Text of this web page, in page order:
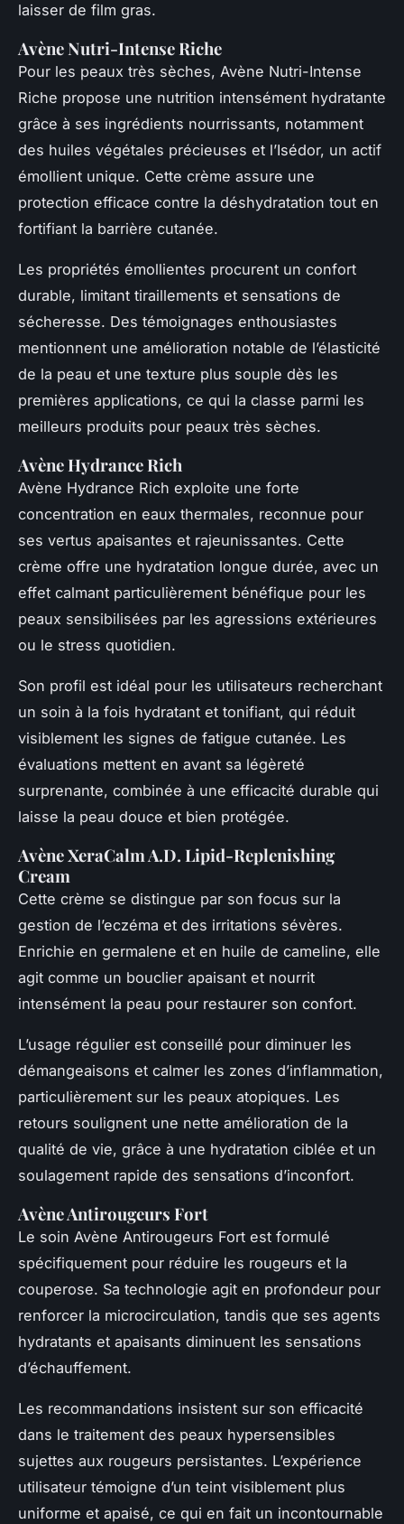
laisser de film gras.
Avène Nutri-Intense Riche
Pour les peaux très sèches, Avène Nutri-Intense
Riche propose une nutrition intensément hydratante
grâce à ses ingrédients nourrissants, notamment
des huiles végétales précieuses et l’Isédor, un actif
émollient unique. Cette crème assure une
protection efficace contre la déshydratation tout en
fortifiant la barrière cutanée.
Les propriétés émollientes procurent un confort
durable, limitant tiraillements et sensations de
sécheresse. Des témoignages enthousiastes
mentionnent une amélioration notable de l’élasticité
de la peau et une texture plus souple dès les
premières applications, ce qui la classe parmi les
meilleurs produits pour peaux très sèches.
Avène Hydrance Rich
Avène Hydrance Rich exploite une forte
concentration en eaux thermales, reconnue pour
ses vertus apaisantes et rajeunissantes. Cette
crème offre une hydratation longue durée, avec un
effet calmant particulièrement bénéfique pour les
peaux sensibilisées par les agressions extérieures
ou le stress quotidien.
Son profil est idéal pour les utilisateurs recherchant
un soin à la fois hydratant et tonifiant, qui réduit
visiblement les signes de fatigue cutanée. Les
évaluations mettent en avant sa légèreté
surprenante, combinée à une efficacité durable qui
laisse la peau douce et bien protégée.
Avène XeraCalm A.D. Lipid-Replenishing
Cream
Cette crème se distingue par son focus sur la
gestion de l’eczéma et des irritations sévères.
Enrichie en germalene et en huile de cameline, elle
agit comme un bouclier apaisant et nourrit
intensément la peau pour restaurer son confort.
L’usage régulier est conseillé pour diminuer les
démangeaisons et calmer les zones d’inflammation,
particulièrement sur les peaux atopiques. Les
retours soulignent une nette amélioration de la
qualité de vie, grâce à une hydratation ciblée et un
soulagement rapide des sensations d’inconfort.
Avène Antirougeurs Fort
Le soin Avène Antirougeurs Fort est formulé
spécifiquement pour réduire les rougeurs et la
couperose. Sa technologie agit en profondeur pour
renforcer la microcirculation, tandis que ses agents
hydratants et apaisants diminuent les sensations
d’échauffement.
Les recommandations insistent sur son efficacité
dans le traitement des peaux hypersensibles
sujettes aux rougeurs persistantes. L’expérience
utilisateur témoigne d’un teint visiblement plus
uniforme et apaisé, ce qui en fait un incontournable